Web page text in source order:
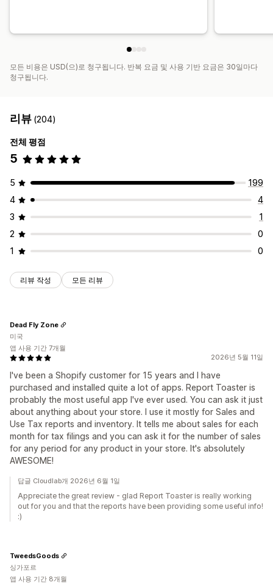
모든 비용은 USD(으)로 청구됩니다. 반복 요금 및 사용 기반 요금은 30일마다
청구됩니다.
리뷰 (204)
전체 평점
5
5
199
4
4
3
1
2
0
1
0
리뷰 작성 모든 리뷰
2026년 5월 11일
I've been a Shopify customer for 15 years and I have
purchased and installed quite a lot of apps. Report Toaster is
probably the most useful app I've ever used. You can ask it just
about anything about your store. I use it mostly for Sales and
Use Tax reports and inventory. It tells me about sales for each
month for tax filings and you can ask it for the number of sales
for any period for any product in your store. It's absolutely
AWESOME!
Dead Fly Zone
미국
앱 사용 기간 7개월
답글 Cloudlab개 2026년 6월 1일
Appreciate the great review - glad Report Toaster is really working
out for you and that the reports have been providing some useful info!
:)
TweedsGoods
싱가포르
앱 사용 기간 8개월